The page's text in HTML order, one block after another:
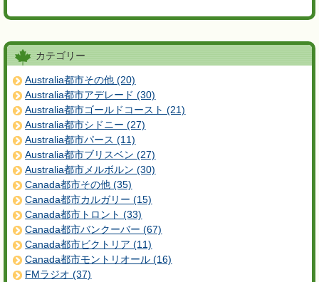
カテゴリー
Australia都市その他 (20)
Australia都市アデレード (30)
Australia都市ゴールドコースト (21)
Australia都市シドニー (27)
Australia都市パース (11)
Australia都市ブリスベン (27)
Australia都市メルボルン (30)
Canada都市その他 (35)
Canada都市カルガリー (15)
Canada都市トロント (33)
Canada都市バンクーバー (67)
Canada都市ビクトリア (11)
Canada都市モントリオール (16)
FMラジオ (37)